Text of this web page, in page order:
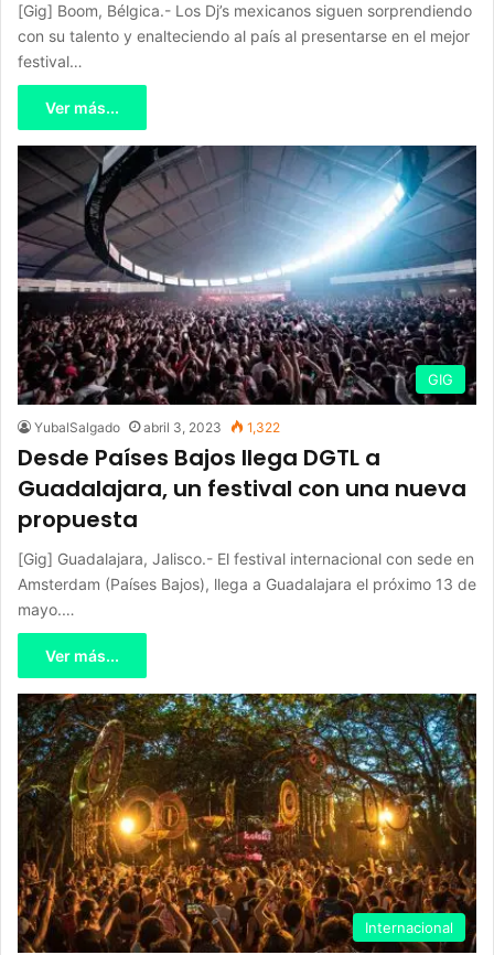
[Gig] Boom, Bélgica.- Los Dj’s mexicanos siguen sorprendiendo
con su talento y enalteciendo al país al presentarse en el mejor
festival…
Ver más...
GIG
YubalSalgado abril 3, 2023 1,322
Desde Países Bajos llega DGTL a
Guadalajara, un festival con una nueva
propuesta
[Gig] Guadalajara, Jalisco.- El festival internacional con sede en
Amsterdam (Países Bajos), llega a Guadalajara el próximo 13 de
mayo.…
Ver más...
Internacional